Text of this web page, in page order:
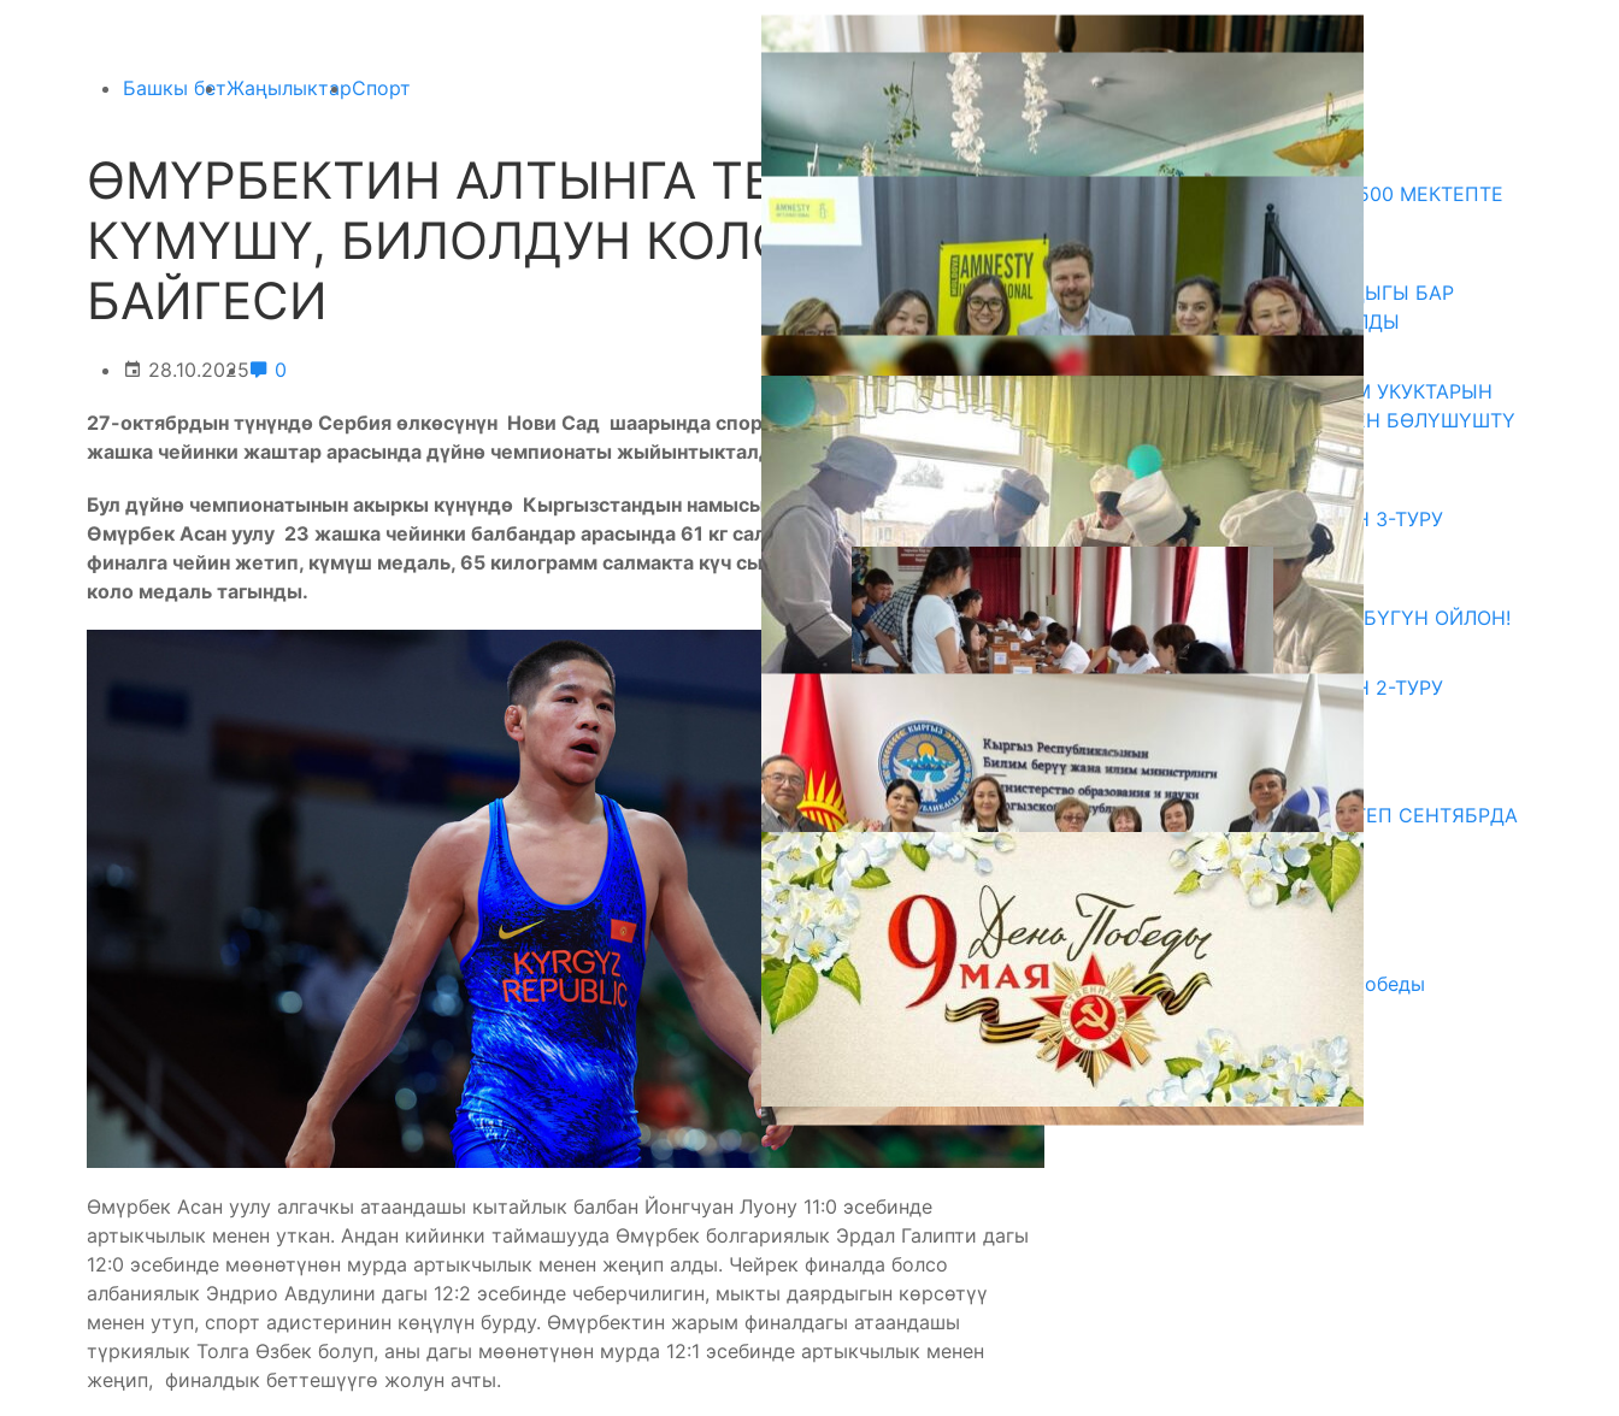
Башкы бетЖаңылыктарСпорт
ӨМҮРБЕКТИН АЛТЫНГА ТЕТЕ
КҮМҮШҮ, БИЛОЛДУН КОЛО
БАЙГЕСИ
28.10.2025 0
27-октябрдын түнүндө Сербия өлкөсүнүн Нови Сад шаарында спорттук күрөш боюнча 23
жашка чейинки жаштар арасында дүйнө чемпионаты жыйынтыкталды.
Бул дүйнө чемпионатынын акыркы күнүндө Кыргызстандын намысын коргогон 18 жаштагы
Өмүрбек Асан уулу 23 жашка чейинки балбандар арасында 61 кг салмакта күч сынашып,
финалга чейин жетип, күмүш медаль, 65 килограмм салмакта күч сынашкан Билол Шарип уулу
коло медаль тагынды.
Өмүрбек Асан уулу алгачкы атаандашы кытайлык балбан Йонгчуан Луону 11:0 эсебинде
артыкчылык менен уткан. Андан кийинки таймашууда Өмүрбек болгариялык Эрдал Галипти дагы
12:0 эсебинде мөөнөтүнөн мурда артыкчылык менен жеңип алды. Чейрек финалда болсо
албаниялык Эндрио Авдулини дагы 12:2 эсебинде чеберчилигин, мыкты даярдыгын көрсөтүү
менен утуп, спорт адистеринин көңүлүн бурду. Өмүрбектин жарым финалдагы атаандашы
түркиялык Толга Өзбек болуп, аны дагы мөөнөтүнөн мурда 12:1 эсебинде артыкчылык менен
жеңип, финалдык беттешүүгө жолун ачты.
Акыркы жаңылыктар
ПРЕЗИДЕНТТИН ЖАРЛЫГЫ: 500 МЕКТЕПТЕ
ШАХМАТ ИЙРИМИ АЧЫЛАТ
06.08.2026
СҮЛҮКТҮ: ӨЗГӨЧӨ МУКТАЖДЫГЫ БАР
БАЛДАР ҮЧҮН БОРБОР АЧЫЛДЫ
06.08.2026
КЫРГЫЗ ЭКСПЕРТТЕРИ АДАМ УКУКТАРЫН
ОКУТУУ ТАЖРЫЙБАСЫ МЕНЕН БӨЛҮШҮШТҮ
06.08.2026
Абитуриент
ЖОЖДОРГО КАБЫЛ АЛУУНУН 3-ТУРУ
БАШТАЛДЫ
27.07.2026
ӨЗҮҢДҮН КЕЛЕЧЕГИҢ ҮЧҮН БҮГҮН ОЙЛОН!
20.07.2026
ЖОЖДОРГО КАБЫЛ АЛУУНУН 2-ТУРУ
20.07.2026
Медиа
СУЗАКТА 750 ОРУНДУУ МЕКТЕП СЕНТЯБРДА
ПАЙДАЛАНУУГА БЕРИЛЕТ
07.08.2025
Улуу Жеңиштин жандуу сөзү
29.04.2025
Награды в преддверии Дня Победы
29.04.2025